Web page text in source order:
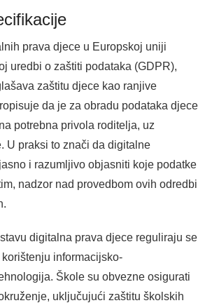
prava djece u Europskoj uniji
uredbi o zaštiti podataka (GDPR),
zaštitu djece kao ranjive
da je za obradu podataka djece
potrebna privola roditelja, uz
U praksi to znači da digitalne
i razumljivo objasniti koje podatke
nadzor nad provedbom ovih odredbi
digitalna prava djece reguliraju se
informacijsko-
Škole su obvezne osigurati
uključujući zaštitu školskih